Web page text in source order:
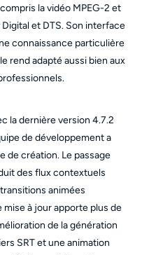
la vidéo MPEG-2 et
et DTS. Son interface
connaissance particulière
rend adapté aussi bien aux
la dernière version 4.7.2
de développement a
de création. Le passage
des flux contextuels
animées
mise à jour apporte plus de
de la génération
SRT et une animation